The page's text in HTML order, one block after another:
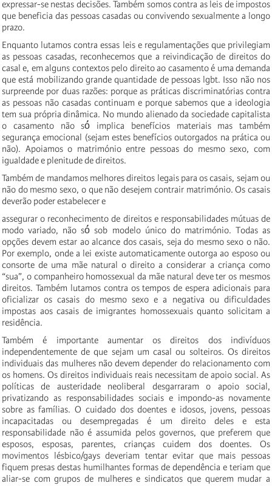
expressar-se nestas decisões. Também somos contra as leis de impostos
que beneficia das pessoas casadas ou convivendo sexualmente a longo
prazo.
Enquanto lutamos contra essas leis e regulamentações que privilegiam
as pessoas casadas, reconhecemos que a reivindicação de direitos do
casal e, em alguns contextos pelo direito ao casamento é uma demanda
que está mobilizando grande quantidade de pessoas lgbt. Isso não nos
surpreende por duas razões: porque as práticas discriminatórias contra
as pessoas não casadas continuam e porque sabemos que a ideologia
tem sua própria dinâmica. No mundo alienado da sociedade capitalista
o casamento não só́ implica benefícios materiais mas também
segurança emocional (sejam estes benefícios outorgados na prática ou
não). Apoiamos o matrimónio entre pessoas do mesmo sexo, com
igualdade e plenitude de direitos.
Também de mandamos melhores direitos legais para os casais, sejam ou
não do mesmo sexo, o que não desejem contrair matrimónio. Os casais
deverão poder estabelecer e
assegurar o reconhecimento de direitos e responsabilidades mútuas de
modo variado, não só́ sob modelo único do matrimónio. Todas as
opções devem estar ao alcance dos casais, seja do mesmo sexo o não.
Por exemplo, onde a lei existe automaticamente outorga ao esposo ou
consorte de uma mãe natural o direito a considerar a criança como
“sua”, o companheiro homossexual da mãe natural deve ter os mesmos
direitos. Também lutamos contra os tempos de espera adicionais para
oficializar os casais do mesmo sexo e a negativa ou dificuldades
impostas aos casais de imigrantes homossexuais quanto solicitam a
residência.
Também é importante aumentar os direitos dos indivíduos
independentemente de que sejam um casal ou solteiros. Os direitos
individuais das mulheres não devem depender do relacionamento com
os homens. Os direitos individuais reais necessitam de apoio social. As
políticas de austeridade neoliberal desgarraram o apoio social,
privatizando as responsabilidades sociais e impondo-as novamente
sobre as famílias. O cuidado dos doentes e idosos, jovens, pessoas
incapacitadas ou desempregadas é um direito deles e esta
responsabilidade não é assumida pelos governos, que preferem que
esposos, esposas, parentes, crianças cuidem dos doentes. Os
movimentos lésbico/gays deveriam tentar evitar que mais pessoas
fiquem presas destas humilhantes formas de dependência e teriam que
aliar-se com grupos de mulheres e sindicatos que querem mudar a